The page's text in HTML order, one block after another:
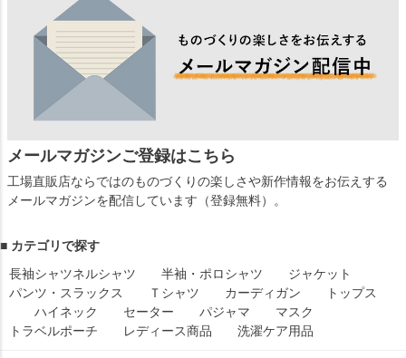
メールマガジンご登録はこちら
工場直販店ならではのものづくりの楽しさや新作情報をお伝えする
メールマガジンを配信しています（登録無料）。
■ カテゴリで探す
長袖シャツネルシャツ 半袖・ポロシャツ
ジャケット
パンツ・スラックス
Ｔシャツ カーディガン
トップス
ハイネック
セーター パジャマ
マスク
トラベルポーチ
レディース商品 洗濯ケア用品